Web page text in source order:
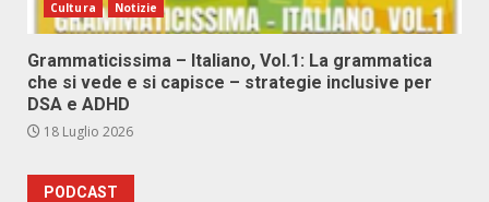
Cultura Notizie
Grammaticissima – Italiano, Vol.1: La grammatica
che si vede e si capisce – strategie inclusive per
DSA e ADHD
18 Luglio 2026
PODCAST